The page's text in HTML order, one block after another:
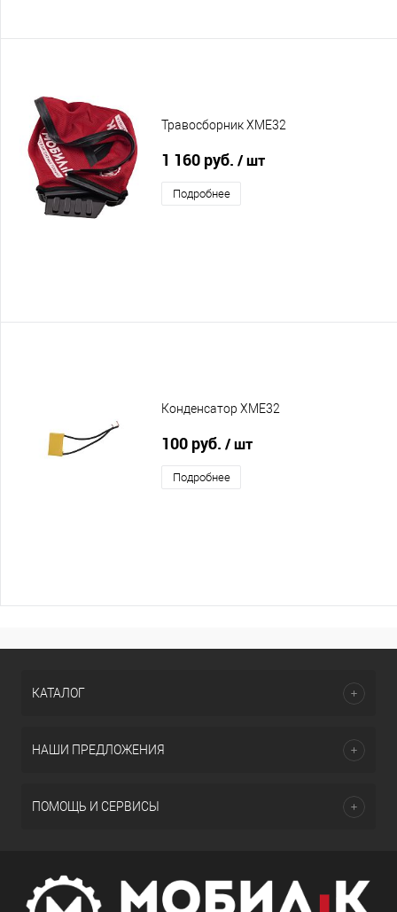
Травосборник XME32
1 160 руб. / шт
Подробнее
Конденсатор XME32
100 руб. / шт
Подробнее
КАТАЛОГ
НАШИ ПРЕДЛОЖЕНИЯ
ПОМОЩЬ И СЕРВИСЫ